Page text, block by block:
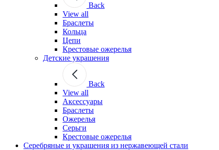
Back
View all
Браслеты
Кольца
Цепи
Крестовые ожерелья
Детские украшения
Back
View all
Аксессуары
Браслеты
Ожерелья
Серьги
Крестовые ожерелья
Серебряные и украшения из нержавеющей стали